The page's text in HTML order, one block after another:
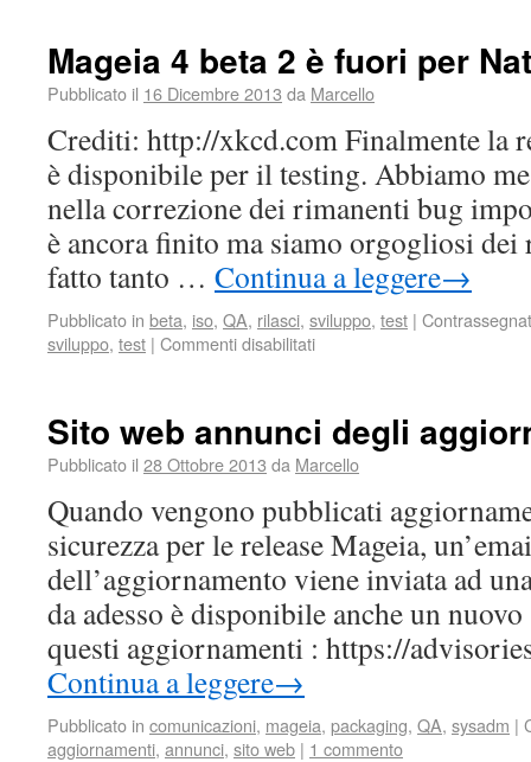
Mageia 4 beta 2 è fuori per
Pubblicato il 16 Dicembre 2013 da Marcello
Crediti: http://xkcd.com Finalmente la
è disponibile per il testing. Abbiamo
nella correzione dei rimanenti bug
è ancora finito ma siamo orgogliosi
fatto tanto … Continua a leggere→
Pubblicato in beta, iso, QA, rilasci, sviluppo, test |
sviluppo, test | Commenti disabilitati
Sito web annunci degli
Pubblicato il 28 Ottobre 2013 da Marcello
Quando vengono pubblicati
sicurezza per le release Mageia,
dell’aggiornamento viene inviata ad
da adesso è disponibile anche un
questi aggiornamenti : https://
Continua a leggere→
Pubblicato in comunicazioni, mageia, packaging, QA, sysadm |
aggiornamenti, annunci, sito web | 1 commento